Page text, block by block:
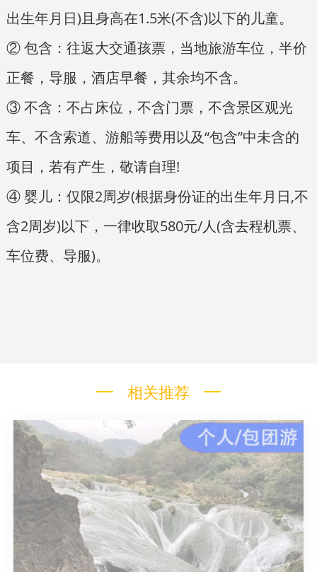
出生年月日)且身高在1.5米(不含)以下的儿童。
② 包含：往返大交通孩票，当地旅游车位，半价
正餐，导服，酒店早餐，其余均不含。
③ 不含：不占床位，不含门票，不含景区观光
车、不含索道、游船等费用以及“包含”中未含的
项目，若有产生，敬请自理!
④ 婴儿：仅限2周岁(根据身份证的出生年月日,不
含2周岁)以下，一律收取580元/人(含去程机票、
车位费、导服)。
相关推荐